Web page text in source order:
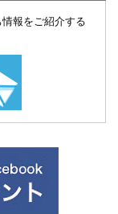
報をご紹介する